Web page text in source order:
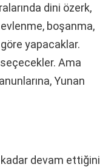
dini özerk,
boşanma,
yapacaklar.
Ama
Yunan
kadar devam ettiğini